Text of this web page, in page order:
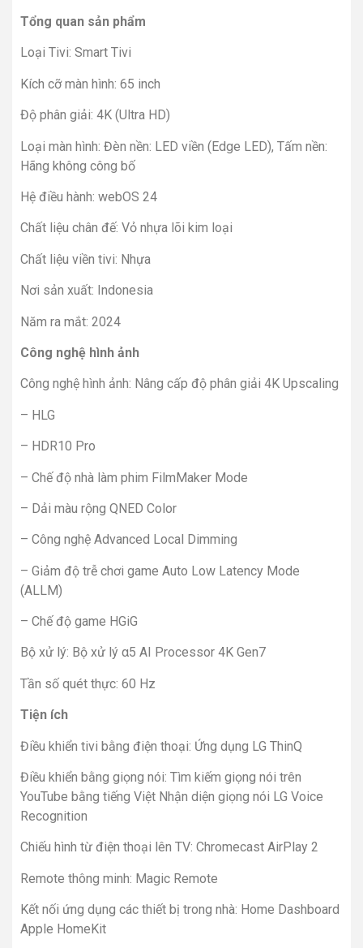
Tổng quan sản phẩm
Loại Tivi: Smart Tivi
Kích cỡ màn hình: 65 inch
Độ phân giải: 4K (Ultra HD)
Loại màn hình: Đèn nền: LED viền (Edge LED), Tấm nền:
Hãng không công bố
Hệ điều hành: webOS 24
Chất liệu chân đế: Vỏ nhựa lõi kim loại
Chất liệu viền tivi: Nhựa
Nơi sản xuất: Indonesia
Năm ra mắt: 2024
Công nghệ hình ảnh
Công nghệ hình ảnh: Nâng cấp độ phân giải 4K Upscaling
– HLG
– HDR10 Pro
– Chế độ nhà làm phim FilmMaker Mode
– Dải màu rộng QNED Color
– Công nghệ Advanced Local Dimming
– Giảm độ trễ chơi game Auto Low Latency Mode
(ALLM)
– Chế độ game HGiG
Bộ xử lý: Bộ xử lý α5 AI Processor 4K Gen7
Tần số quét thực: 60 Hz
Tiện ích
Điều khiển tivi bằng điện thoại: Ứng dụng LG ThinQ
Điều khiển bằng giọng nói: Tìm kiếm giọng nói trên
YouTube bằng tiếng Việt Nhận diện giọng nói LG Voice
Recognition
Chiếu hình từ điện thoại lên TV: Chromecast AirPlay 2
Remote thông minh: Magic Remote
Kết nối ứng dụng các thiết bị trong nhà: Home Dashboard
Apple HomeKit